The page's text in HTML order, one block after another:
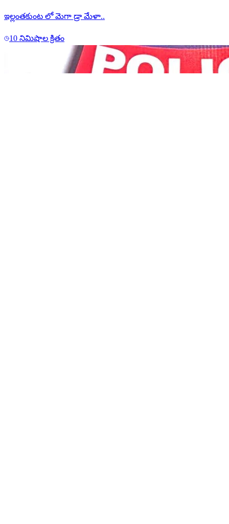
ఇల్లంతకుంట లో మెగా డ్రా మేళా..
10 నిమిషాల క్రితం